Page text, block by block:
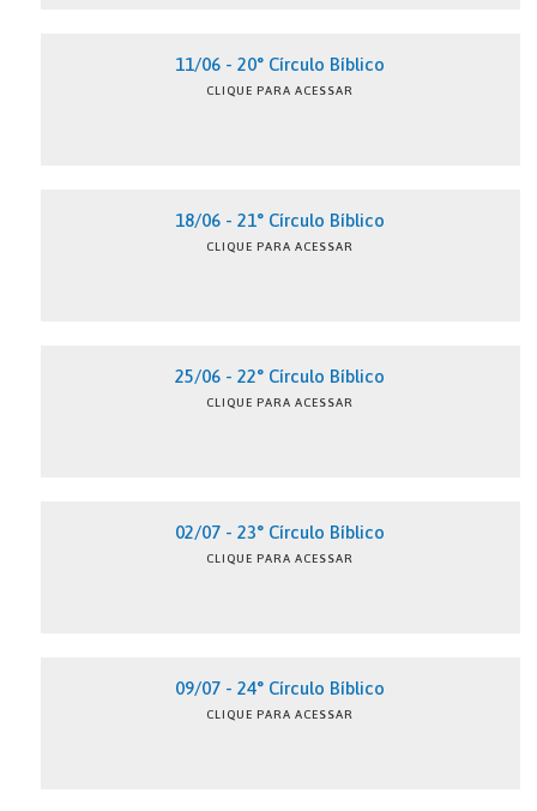
11/06 - 20° Círculo Bíblico
CLIQUE PARA ACESSAR
18/06 - 21° Círculo Bíblico
CLIQUE PARA ACESSAR
25/06 - 22° Círculo Bíblico
CLIQUE PARA ACESSAR
02/07 - 23° Círculo Bíblico
CLIQUE PARA ACESSAR
09/07 - 24° Círculo Bíblico
CLIQUE PARA ACESSAR